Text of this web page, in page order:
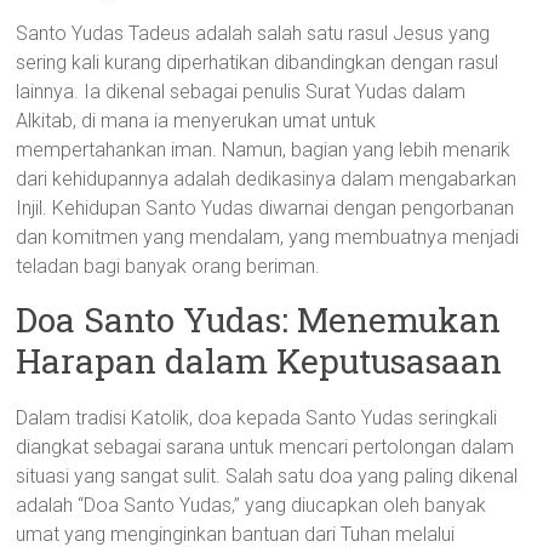
Santo Yudas Tadeus adalah salah satu rasul Jesus yang
sering kali kurang diperhatikan dibandingkan dengan rasul
lainnya. Ia dikenal sebagai penulis Surat Yudas dalam
Alkitab, di mana ia menyerukan umat untuk
mempertahankan iman. Namun, bagian yang lebih menarik
dari kehidupannya adalah dedikasinya dalam mengabarkan
Injil. Kehidupan Santo Yudas diwarnai dengan pengorbanan
dan komitmen yang mendalam, yang membuatnya menjadi
teladan bagi banyak orang beriman.
Doa Santo Yudas: Menemukan
Harapan dalam Keputusasaan
Dalam tradisi Katolik, doa kepada Santo Yudas seringkali
diangkat sebagai sarana untuk mencari pertolongan dalam
situasi yang sangat sulit. Salah satu doa yang paling dikenal
adalah “Doa Santo Yudas,” yang diucapkan oleh banyak
umat yang menginginkan bantuan dari Tuhan melalui